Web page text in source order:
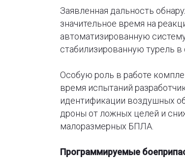
Заявленная дальность
значительное время на
автоматизированную
стабилизированную турель в
Особую роль в работе
время испытаний
идентификации воздушных
дроны от ложных целей и
малоразмерных БПЛА.
Программируемые